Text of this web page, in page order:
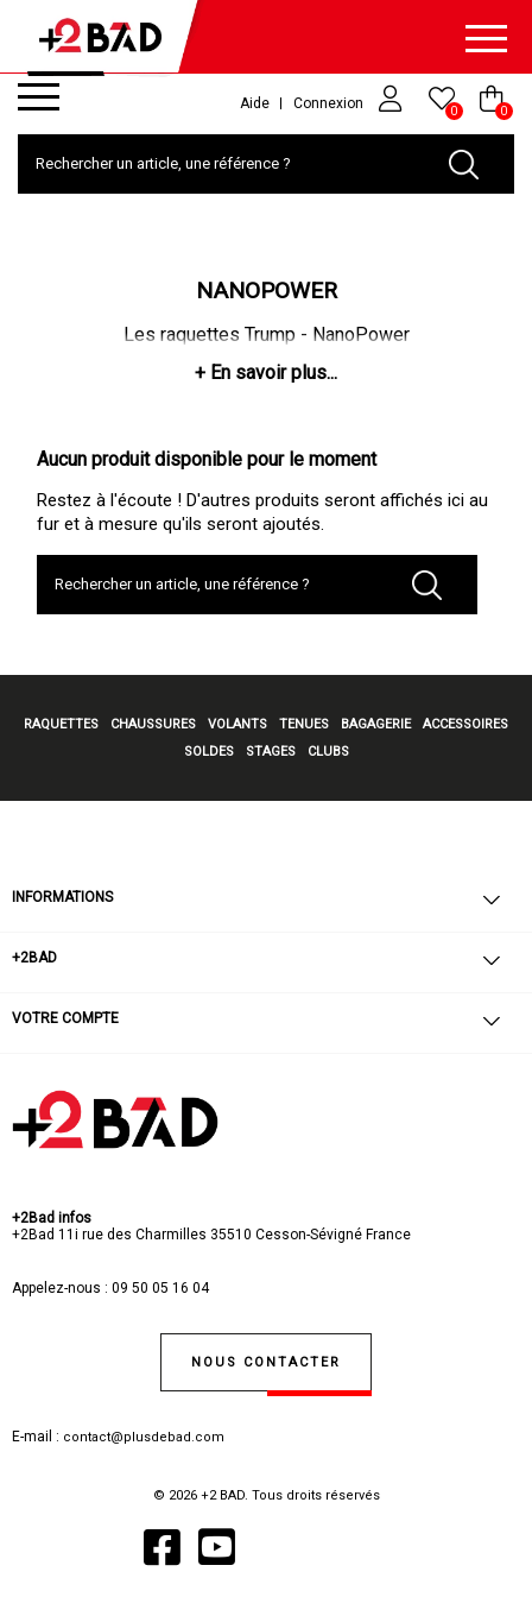
Aide Connexion 0 0
NANOPOWER
Les raquettes Trump - NanoPower
Aucun produit disponible pour le moment
Restez à l'écoute ! D'autres produits seront affichés ici au
fur et à mesure qu'ils seront ajoutés.
RAQUETTES CHAUSSURES VOLANTS TENUES BAGAGERIE
ACCESSOIRES
SOLDES
STAGES CLUBS
INFORMATIONS
+2BAD
VOTRE COMPTE
+2Bad infos
+2Bad 11i rue des Charmilles 35510 Cesson-Sévigné France
Appelez-nous : 09 50 05 16 04
NOUS CONTACTER
E-mail : contact@plusdebad.com
© 2026 +2 BAD. Tous droits réservés